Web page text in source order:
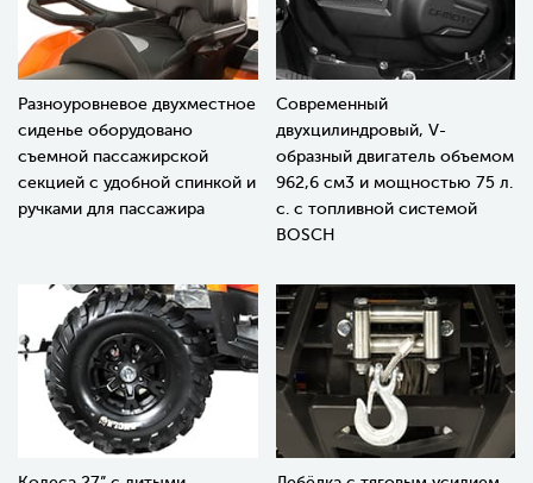
Разноуровневое двухместное
сиденье оборудовано
съемной пассажирской
секцией с удобной спинкой и
ручками для пассажира
Современный
двухцилиндровый, V-
образный двигатель объемом
962,6 см3 и мощностью 75 л.
с. с топливной системой
BOSCH